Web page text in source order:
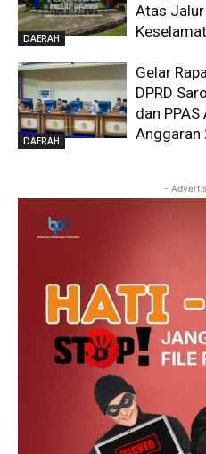
DAERAH
Atas
DAERAH
Gelar
DPRD
dan PPAS
Anggaran
-